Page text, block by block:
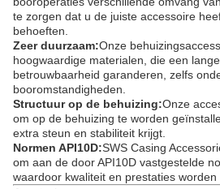
te zorgen dat u de juiste accessoire
behoeften.
Zeer duurzaam:Onze
hoogwaardige materialen, die een
betrouwbaarheid garanderen, zelfs
booromstandigheden.
Structuur op de behuizing:Onze
om op de behuizing te worden
extra steun en stabiliteit krijgt.
Normen API10D:SWS Casing
om aan de door API10D vastgestelde
waardoor kwaliteit en prestaties worden